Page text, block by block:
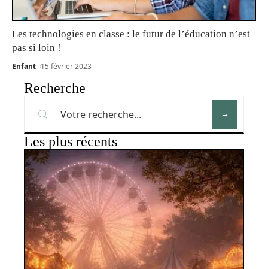
Les technologies en classe : le futur de l’éducation n’est
pas si loin !
Enfant 15 février 2023
Recherche
Les plus récents